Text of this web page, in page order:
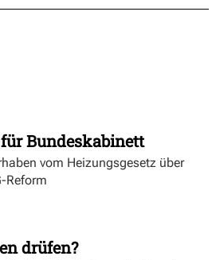
Bundeskabinett
vom Heizungsgesetz über
Reform
drüfen?